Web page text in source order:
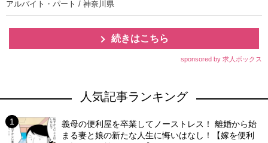
アルバイト・パート / 神奈川県
続きはこちら
sponsored by 求人ボックス
人気記事ランキング
義母の便利屋を卒業してノーストレス！ 離婚から始
まる妻と娘の新たな人生に悔いはなし！【嫁を便利